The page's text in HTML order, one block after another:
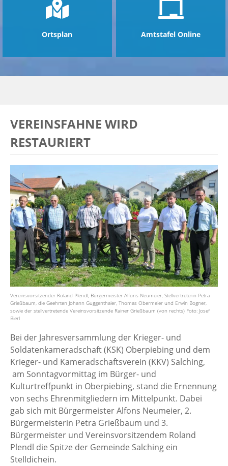
Ortsplan Amtstafel Online
VEREINSFAHNE WIRD
RESTAURIERT
Vereinsvorsitzender Roland Plendl, Bürgermeister Alfons Neumeier, Stellvertreterin Petra
Grießbaum, die Geehrten Johann Guggenthaler, Thomas Obermeier und Erwin Bogner,
sowie der stellvertretende Vereinsvorsitzende Rainer Grießbaum (von rechts) Foto: Josef
Bierl
Bei der Jahresversammlung der Krieger- und
Soldatenkameradschaft (KSK) Oberpiebing und dem
Krieger- und Kameradschaftsverein (KKV) Salching,
am Sonntagvormittag im Bürger- und
Kulturtreffpunkt in Oberpiebing, stand die Ernennung
von sechs Ehrenmitgliedern im Mittelpunkt. Dabei
gab sich mit Bürgermeister Alfons Neumeier, 2.
Bürgermeisterin Petra Grießbaum und 3.
Bürgermeister und Vereinsvorsitzendem Roland
Plendl die Spitze der Gemeinde Salching ein
Stelldichein.